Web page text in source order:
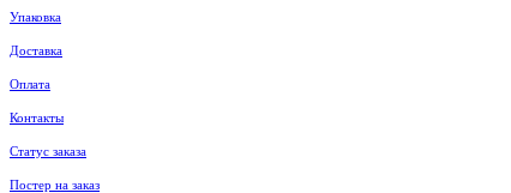
Упаковка
Доставка
Оплата
Контакты
Статус заказа
Постер на заказ